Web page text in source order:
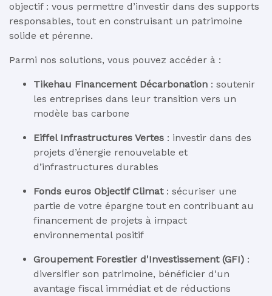
objectif : vous permettre d’investir dans des supports
responsables, tout en construisant un patrimoine
solide et pérenne.
Parmi nos solutions, vous pouvez accéder à :
Tikehau Financement Décarbonation : soutenir
les entreprises dans leur transition vers un
modèle bas carbone
Eiffel Infrastructures Vertes : investir dans des
projets d’énergie renouvelable et
d’infrastructures durables
Fonds euros Objectif Climat: sécuriser une
partie de votre épargne tout en contribuant au
financement de projets à impact
environnemental positif
Groupement Forestier d'Investissement (GFI) :
diversifier son patrimoine, bénéficier d'un
avantage fiscal immédiat et de réductions